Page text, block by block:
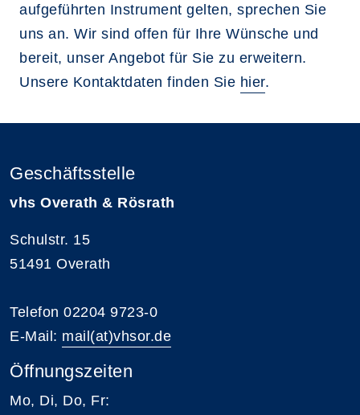
aufgeführten Instrument gelten, sprechen Sie
uns an. Wir sind offen für Ihre Wünsche und
bereit, unser Angebot für Sie zu erweitern.
Unsere Kontaktdaten finden Sie hier.
Geschäftsstelle
vhs Overath & Rösrath
Schulstr. 15
51491 Overath
Telefon 02204 9723-0
E-Mail: mail(at)vhsor.de
Öffnungszeiten
Mo, Di, Do, Fr: